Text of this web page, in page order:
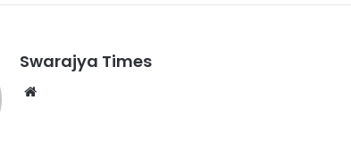
Swarajya Times